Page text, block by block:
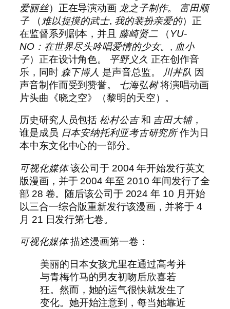
爱丽丝）正在导演动画 龙之子制作。 富田顺
子（ 难以捉摸的武士, 我的装扮亲爱的）正
在监督系列剧本，并且 藤崎贤二（ YU-
NO：在世界尽头吟唱爱情的少女。 , 血小
子）正在设计角色。 平野义久 正在创作音
乐，同时 森下博人 是声音总监。 川丼队 因
声音制作而受到赞誉。 七海弘树将演唱动画
片头曲《晓之空》（黎明的天空）。
历史研究人员包括 松村公吉和 吉田大辅，
谁是成员 日本安纳托利亚考古研究所作为日
本中东文化中心的一部分。
可视化媒体该公司于 2004 年开始发行英文
版漫画，并于 2004 年至 2010 年间发行了全
部 28 卷。随后该公司于 2024 年 10 月开始
以三合一综合版重新发行该漫画，并将于 4
月 21 日发行第七卷。
可视化媒体描述漫画第一卷：
美丽的日本女孩尤里在通过高考并
与青梅竹马的男友初吻后欣喜若
狂。然而，她的运气很快就发生了
变化。她开始注意到，每当她靠近